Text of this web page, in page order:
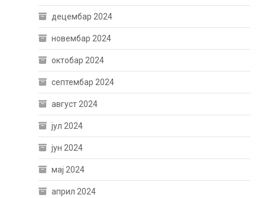
децембар 2024
новембар 2024
октобар 2024
септембар 2024
август 2024
јул 2024
јун 2024
мај 2024
април 2024